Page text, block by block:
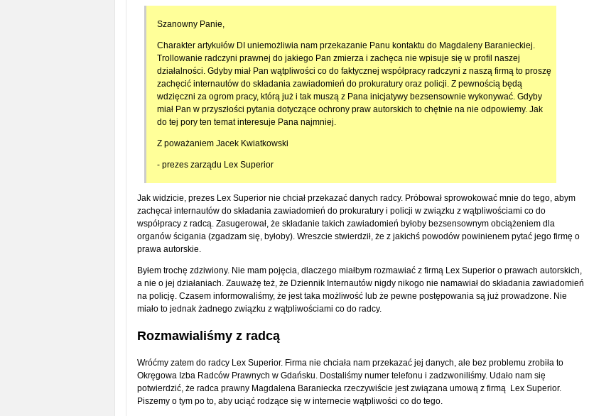
Szanowny Panie,
Charakter artykułów DI uniemożliwia nam przekazanie Panu kontaktu do Magdaleny Baranieckiej.
Trollowanie radczyni prawnej do jakiego Pan zmierza i zachęca nie wpisuje się w profil naszej
działalności. Gdyby miał Pan wątpliwości co do faktycznej współpracy radczyni z naszą firmą to proszę
zachęcić internautów do składania zawiadomień do prokuratury oraz policji. Z pewnością będą
wdzięczni za ogrom pracy, którą już i tak muszą z Pana inicjatywy bezsensownie wykonywać. Gdyby
miał Pan w przyszłości pytania dotyczące ochrony praw autorskich to chętnie na nie odpowiemy. Jak
do tej pory ten temat interesuje Pana najmniej.
Z poważaniem Jacek Kwiatkowski
- prezes zarządu Lex Superior
Jak widzicie, prezes Lex Superior nie chciał przekazać danych radcy. Próbował sprowokować mnie do tego, abym
zachęcał internautów do składania zawiadomień do prokuratury i policji w związku z wątpliwościami co do
współpracy z radcą. Zasugerował, że składanie takich zawiadomień byłoby bezsensownym obciążeniem dla
organów ścigania (zgadzam się, byłoby). Wreszcie stwierdził, że z jakichś powodów powinienem pytać jego firmę o
prawa autorskie.
Byłem trochę zdziwiony. Nie mam pojęcia, dlaczego miałbym rozmawiać z firmą Lex Superior o prawach autorskich,
a nie o jej działaniach. Zauważę też, że Dziennik Internautów nigdy nikogo nie namawiał do składania zawiadomień
na policję. Czasem informowaliśmy, że jest taka możliwość lub że pewne postępowania są już prowadzone. Nie
miało to jednak żadnego związku z wątpliwościami co do radcy.
Rozmawialiśmy z radcą
Wróćmy zatem do radcy Lex Superior. Firma nie chciała nam przekazać jej danych, ale bez problemu zrobiła to
Okręgowa Izba Radców Prawnych w Gdańsku. Dostaliśmy numer telefonu i zadzwoniliśmy. Udało nam się
potwierdzić, że radca prawny Magdalena Baraniecka rzeczywiście jest związana umową z firmą Lex Superior.
Piszemy o tym po to, aby uciąć rodzące się w internecie wątpliwości co do tego.